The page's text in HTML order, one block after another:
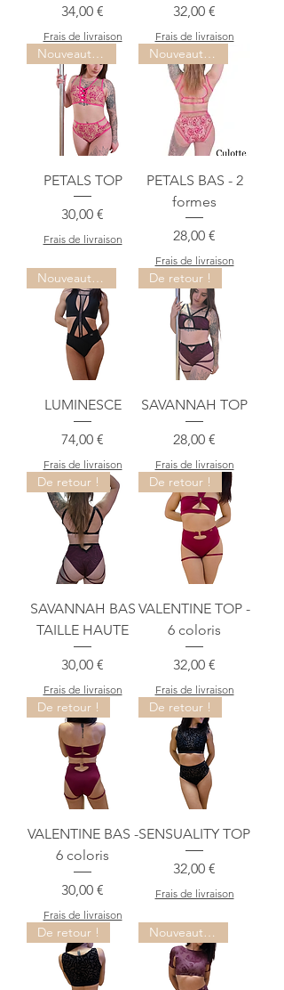
Prix
34,00 €
Frais de livraison
Prix
32,00 €
Frais de livraison
PETALS TOP
Prix
30,00 €
Frais de livraison
PETALS BAS - 2
formes
Prix
28,00 €
Frais de livraison
Nouveauté !
LUMINESCE
Prix
74,00 €
Frais de livraison
De retour !
SAVANNAH TOP
Prix
28,00 €
Frais de livraison
De retour !
SAVANNAH BAS
TAILLE HAUTE
Prix
30,00 €
Frais de livraison
De retour !
VALENTINE TOP -
6 coloris
Prix
32,00 €
Frais de livraison
De retour !
VALENTINE BAS -
6 coloris
Prix
30,00 €
Frais de livraison
De retour !
SENSUALITY TOP
Prix
32,00 €
Frais de livraison
De retour ! Nouveauté !